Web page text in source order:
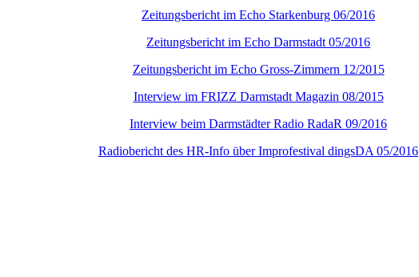
Zeitungsbericht im Echo Starkenburg 06/2016
Zeitungsbericht im Echo Darmstadt 05/2016
Zeitungsbericht im Echo Gross-Zimmern 12/2015
Interview im FRIZZ Darmstadt Magazin 08/2015
Interview beim Darmstädter Radio RadaR 09/2016
Radiobericht des HR-Info über Improfestival dingsDA 05/2016